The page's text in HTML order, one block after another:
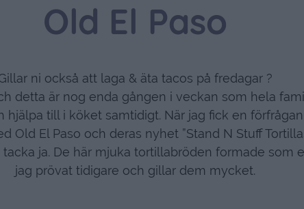
Old El Paso
ni också att laga & äta tacos på fredagar ?
detta är nog enda gången i veckan som hela
hjälpa till i köket samtidigt. När jag fick en
Old El Paso och deras nyhet ”Stand N Stuff
ja. De här mjuka tortillabröden formade som
jag prövat tidigare och gillar dem mycket.